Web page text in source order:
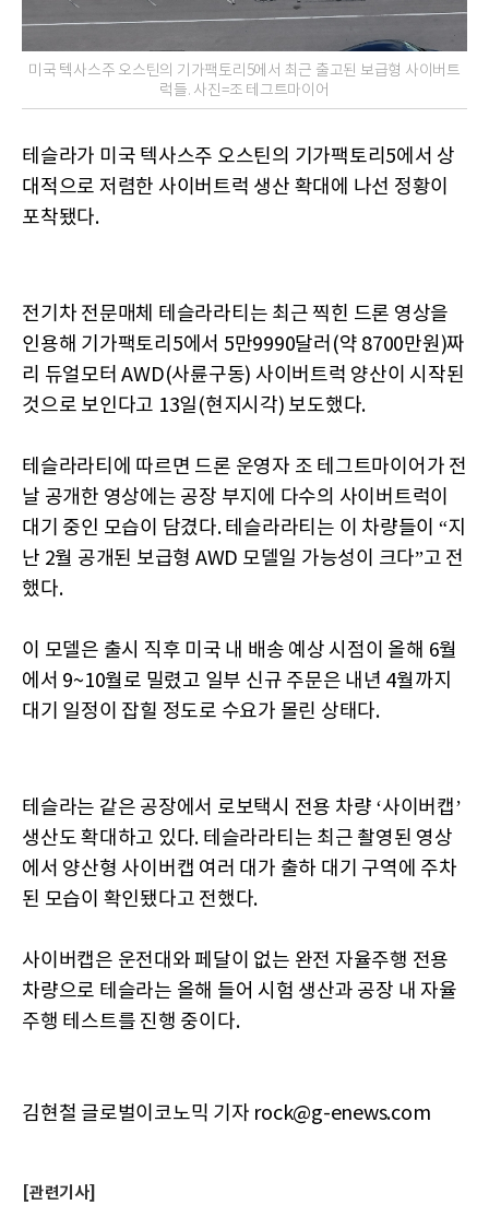
미국 텍사스주 오스틴의 기가팩토리5에서 최근 출고된 보급형 사이버트
럭들. 사진=조 테그트마이어
테슬라가 미국 텍사스주 오스틴의 기가팩토리5에서 상
대적으로 저렴한 사이버트럭 생산 확대에 나선 정황이
포착됐다.
전기차 전문매체 테슬라라티는 최근 찍힌 드론 영상을
인용해 기가팩토리5에서 5만9990달러(약 8700만원)짜
리 듀얼모터 AWD(사륜구동) 사이버트럭 양산이 시작된
것으로 보인다고 13일(현지시각) 보도했다.
테슬라라티에 따르면 드론 운영자 조 테그트마이어가 전
날 공개한 영상에는 공장 부지에 다수의 사이버트럭이
대기 중인 모습이 담겼다. 테슬라라티는 이 차량들이 “지
난 2월 공개된 보급형 AWD 모델일 가능성이 크다”고 전
했다.
이 모델은 출시 직후 미국 내 배송 예상 시점이 올해 6월
에서 9~10월로 밀렸고 일부 신규 주문은 내년 4월까지
대기 일정이 잡힐 정도로 수요가 몰린 상태다.
테슬라는 같은 공장에서 로보택시 전용 차량 ‘사이버캡’
생산도 확대하고 있다. 테슬라라티는 최근 촬영된 영상
에서 양산형 사이버캡 여러 대가 출하 대기 구역에 주차
된 모습이 확인됐다고 전했다.
사이버캡은 운전대와 페달이 없는 완전 자율주행 전용
차량으로 테슬라는 올해 들어 시험 생산과 공장 내 자율
주행 테스트를 진행 중이다.
김현철 글로벌이코노믹 기자 rock@g-enews.com
[관련기사]